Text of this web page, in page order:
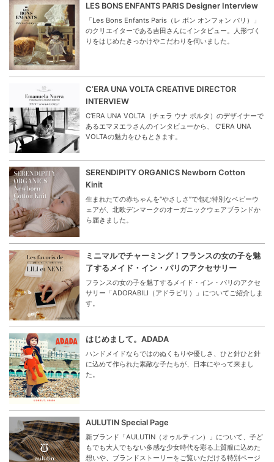
LES BONS ENFANTS PARIS Designer Interview
「Les Bons Enfants Paris（レ ボン オンフォン パリ）」
のクリエイターである吉田さんにインタビュー。人形づく
りをはじめたきっかけやこだわりを伺いました。
C’ERA UNA VOLTA CREATIVE DIRECTOR
INTERVIEW
C’ERA UNA VOLTA（チェラ ウナ ボルタ）のデザイナーで
あるエマヌエラさんのインタビューから、 C’ERA UNA
VOLTAの魅力をひもときます。
SERENDIPITY ORGANICS Newborn Cotton
Kinit
生まれたての赤ちゃんを“やさしさ”で包む特別なベビーウ
ェアが、北欧デンマークのオーガニックウェアブランドか
ら届きました。
ミニマルでチャーミング！フランスの女の子を魅
了するメイド・イン・パリのアクセサリー
フランスの女の子を魅了するメイド・イン・パリのアクセ
サリー「ADORABILI（アドラビリ）」についてご紹介しま
す。
はじめまして。ADADA
ハンドメイドならではのぬくもりや優しさ、ひと針ひと針
に込めて作られた素敵な子たちが、日本にやって来まし
た。
AULUTIN Special Page
新ブランド「AULUTIN（オゥルティン）」について、子ど
もでも大人でもない多感な少女時代を彩る上質服に込めた
想いや、ブランドストーリーをご覧いただける特別ページ